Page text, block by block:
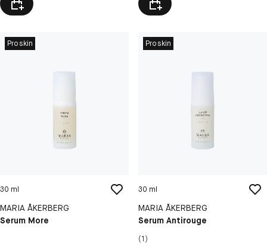
Proskin
30 ml
MARIA ÅKERBERG
Serum More
Proskin
30 ml
MARIA ÅKERBERG
Serum Antirouge
(1)